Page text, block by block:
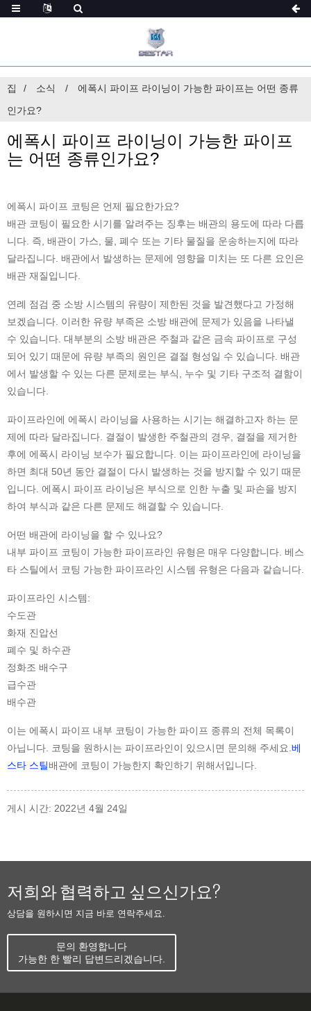
집 소식
에폭시 파이프 라이닝이 가능한 파이프는 어떤 종류
인가요?
에폭시 파이프 라이닝이 가능한 파이프
는 어떤 종류인가요?
에폭시 파이프 코팅은 언제 필요한가요?
배관 코팅이 필요한 시기를 알려주는 징후는 배관의 용도에 따라 다릅
니다. 즉, 배관이 가스, 물, 폐수 또는 기타 물질을 운송하는지에 따라
달라집니다. 배관에서 발생하는 문제에 영향을 미치는 또 다른 요인은
배관 재질입니다.
연례 점검 중 소방 시스템의 유량이 제한된 것을 발견했다고 가정해
보겠습니다. 이러한 유량 부족은 소방 배관에 문제가 있음을 나타낼
수 있습니다. 대부분의 소방 배관은 주철과 같은 금속 파이프로 구성
되어 있기 때문에 유량 부족의 원인은 결절 형성일 수 있습니다. 배관
에서 발생할 수 있는 다른 문제로는 부식, 누수 및 기타 구조적 결함이
있습니다.
파이프라인에 에폭시 라이닝을 사용하는 시기는 해결하고자 하는 문
제에 따라 달라집니다. 결절이 발생한 주철관의 경우, 결절을 제거한
후에 에폭시 라이닝 보수가 필요합니다. 이는 파이프라인에 라이닝을
하면 최대 50년 동안 결절이 다시 발생하는 것을 방지할 수 있기 때문
입니다. 에폭시 파이프 라이닝은 부식으로 인한 누출 및 파손을 방지
하여 부식과 같은 다른 문제도 해결할 수 있습니다.
어떤 배관에 라이닝을 할 수 있나요?
내부 파이프 코팅이 가능한 파이프라인 유형은 매우 다양합니다. 베스
타 스틸에서 코팅 가능한 파이프라인 시스템 유형은 다음과 같습니다.
파이프라인 시스템:
수도관
화재 진압선
폐수 및 하수관
정화조 배수구
급수관
배수관
이는 에폭시 파이프 내부 코팅이 가능한 파이프 종류의 전체 목록이
아닙니다. 코팅을 원하시는 파이프라인이 있으시면 문의해 주세요. 베
스타 스틸배관에 코팅이 가능한지 확인하기 위해서입니다.
게시 시간: 2022년 4월 24일
저희와 협력하고 싶으신가요?
상담을 원하시면 지금 바로 연락주세요.
문의 환영합니다
가능한 한 빨리 답변드리겠습니다.